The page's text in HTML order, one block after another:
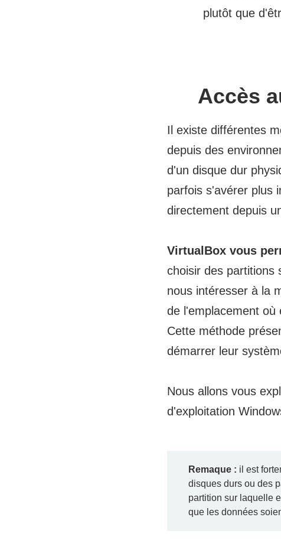
plutôt que
Accès
Il existe différentes
depuis des
d'un disque dur
parfois s'avérer plus
directement depuis
VirtualBox vous
choisir des partitions
nous intéresser à la
de l'emplacement où
Cette méthode
démarrer leur
Nous allons vous
d'exploitation
Remaque : il est
disques durs ou des
partition sur laquelle
que les données